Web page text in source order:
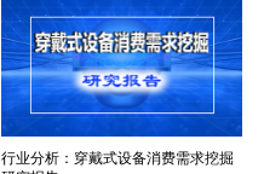
行业分析：穿戴式设备消费需求挖掘